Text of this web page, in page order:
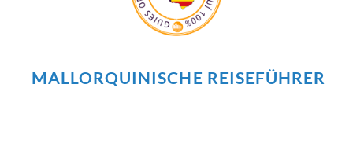
MALLORQUINISCHE REISEFÜHRER